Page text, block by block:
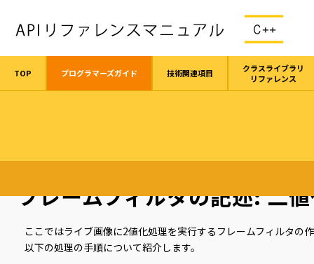
TOP プログラマーズガイド 技術関連項目
クラスライブラリ
リファレンス
フレームフィルタの記述: 二
ここではライブ画像に2値化処理を実行するフレームフィルタの
以下の処理の手順について紹介します。